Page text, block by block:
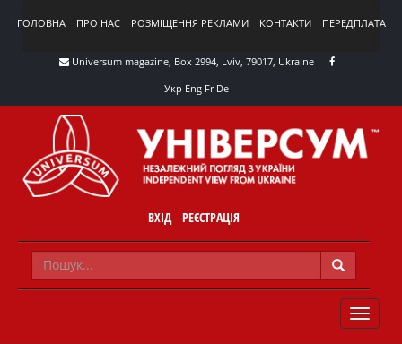
ГОЛОВНА ПРО НАС РОЗМІЩЕННЯ РЕКЛАМИ КОНТАКТИ ПЕРЕДПЛАТА
Universum magazine, Box 2994, Lviv, 79017, Ukraine
Укр Eng Fr De
ВХІД РЕЄСТРАЦІЯ
TOGGLE